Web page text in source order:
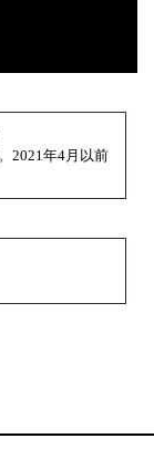
2021年4月以前